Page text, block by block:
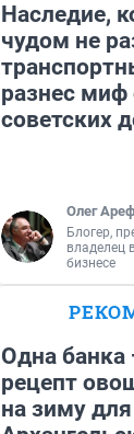
Наследие,
чудом не
разнес миф
советских
Олег
Блогер,
владелец
бизнесе
Одна банка
рецепт
на зиму